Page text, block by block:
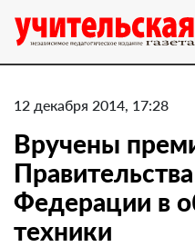
12 декабря 2014, 17:28
Вручены
Федерации в
техники